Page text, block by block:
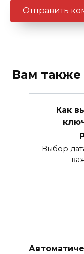
Вам также
Как
Выбор